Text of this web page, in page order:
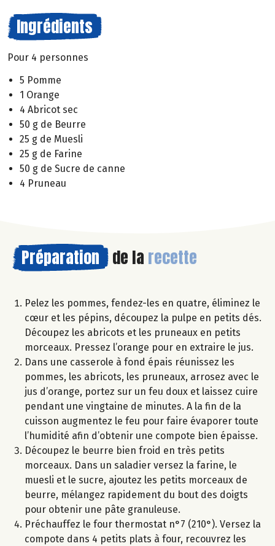
Ingrédients
Pour 4 personnes
5 Pomme
1 Orange
4 Abricot sec
50 g de Beurre
25 g de Muesli
25 g de Farine
50 g de Sucre de canne
4 Pruneau
Préparation de la recette
Pelez les pommes, fendez-les en quatre, éliminez le
cœur et les pépins, découpez la pulpe en petits dés.
Découpez les abricots et les pruneaux en petits
morceaux. Pressez l’orange pour en extraire le jus.
Dans une casserole à fond épais réunissez les
pommes, les abricots, les pruneaux, arrosez avec le
jus d’orange, portez sur un feu doux et laissez cuire
pendant une vingtaine de minutes. A la fin de la
cuisson augmentez le feu pour faire évaporer toute
l’humidité afin d’obtenir une compote bien épaisse.
Découpez le beurre bien froid en très petits
morceaux. Dans un saladier versez la farine, le
muesli et le sucre, ajoutez les petits morceaux de
beurre, mélangez rapidement du bout des doigts
pour obtenir une pâte granuleuse.
Préchauffez le four thermostat n°7 (210°). Versez la
compote dans 4 petits plats à four, recouvrez les